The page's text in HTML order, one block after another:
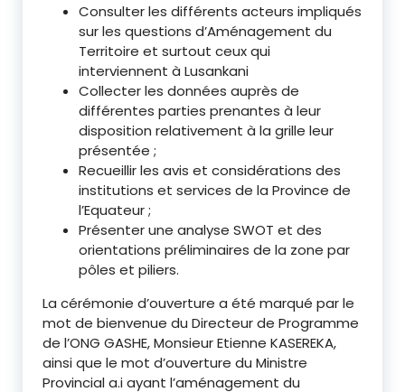
Consulter les différents acteurs impliqués
sur les questions d’Aménagement du
Territoire et surtout ceux qui
interviennent à Lusankani
Collecter les données auprès de
différentes parties prenantes à leur
disposition relativement à la grille leur
présentée ;
Recueillir les avis et considérations des
institutions et services de la Province de
l’Equateur ;
Présenter une analyse SWOT et des
orientations préliminaires de la zone par
pôles et piliers.
La cérémonie d’ouverture a été marqué par le
mot de bienvenue du Directeur de Programme
de l’ONG GASHE, Monsieur Etienne KASEREKA,
ainsi que le mot d’ouverture du Ministre
Provincial a.i ayant l’aménagement du